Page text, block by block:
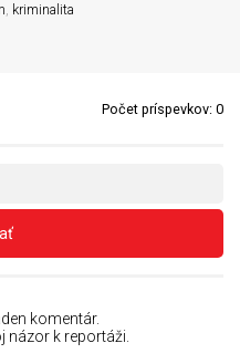
kriminalita
Počet príspevkov: 0
komentár.
názor k reportáži.